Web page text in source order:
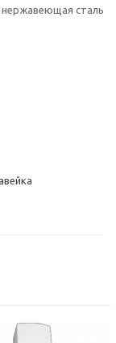
нержавеющая сталь